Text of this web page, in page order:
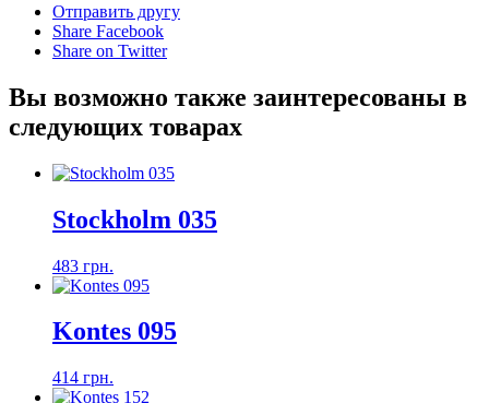
Отправить другу
Share Facebook
Share on Twitter
Вы возможно также заинтересованы в
следующих товарах
Stockholm 035
483 грн.
Kontes 095
414 грн.